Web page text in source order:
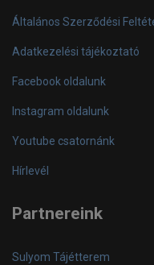
Általános Szerződési
Adatkezelési tájékoztató
Facebook oldalunk
Instagram oldalunk
Youtube csatornánk
Hírlevél
Partnereink
Sulyom Tájétterem